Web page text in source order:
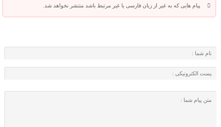
پیام هایی که به غیر از زبان فارسی یا غیر مرتبط باشد منتشر نخواهد شد.